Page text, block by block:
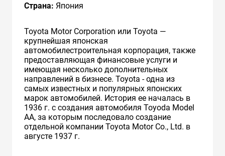
Страна: Япония
Toyota Motor Corporation или Toyota —
крупнейшая японская
автомобилестроительная корпорация, также
предоставляющая финансовые услуги и
имеющая несколько дополнительных
направлений в бизнесе. Toyota - одна из
самых известных и популярных японских
марок автомобилей. История ее началась в
1936 г. с создания автомобиля Toyoda Model
AA, за которым последовало создание
отдельной компании Toyota Motor Co., Ltd. в
августе 1937 г.